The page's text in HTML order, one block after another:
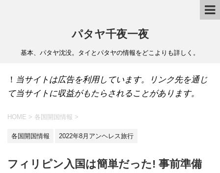
パタヤ千夜一夜
基本、パタヤ沈没。タイとパタヤの情報をどこよりも詳しく。
！ 当サイトは広告を利用しています。リンク先を通じ
て当サイトに収益がもたらされることがあります。
HOME > 各国開国情報 >
各国開国情報 2022年8月アンヘレス旅行
フィリピン入国は簡単だった! 事前準備